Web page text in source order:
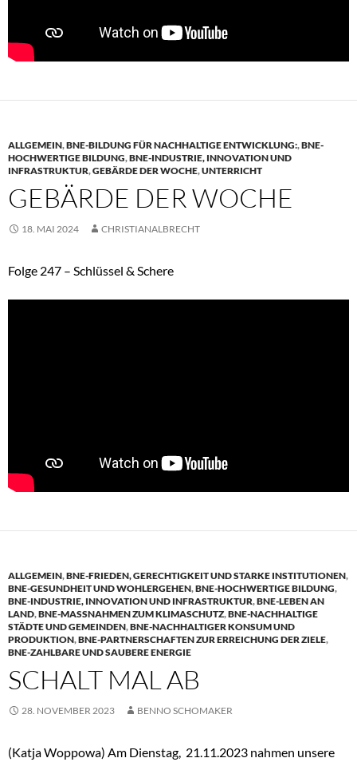
ALLGEMEIN,BNE-BILDUNG FÜR NACHHALTIGE ENTWICKLUNG:,BNE-
HOCHWERTIGE BILDUNG,BNE-INDUSTRIE, INNOVATION UND
INFRASTRUKTUR,GEBÄRDE DER WOCHE,UNTERRICHT
GEBÄRDE DER WOCHE
18. MAI 2024 CHRISTIANALBRECHT
Folge 247 – Schlüssel & Schere
ALLGEMEIN,BNE-FRIEDEN, GERECHTIGKEIT UND STARKE INSTITUTIONEN,
BNE-GESUNDHEIT UND WOHLERGEHEN,BNE-HOCHWERTIGE BILDUNG,
BNE-INDUSTRIE, INNOVATION UND INFRASTRUKTUR,BNE-LEBEN AN
LAND,BNE-MASSNAHMEN ZUM KLIMASCHUTZ ,BNE-NACHHALTIGE
STÄDTE UND GEMEINDEN,BNE-NACHHALTIGER KONSUM UND
PRODUKTION,BNE-PARTNERSCHAFTEN ZUR ERREICHUNG DER ZIELE,
BNE-ZAHLBARE UND SAUBERE ENERGIE
SCHALT MAL AB
28. NOVEMBER 2023 BENNO SCHOMAKER
(Katja Woppowa) Am Dienstag, 21.11.2023 nahmen unsere